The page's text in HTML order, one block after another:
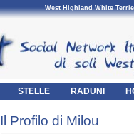
West Highland White
STELLE RADUNI
Il Profilo di Milou